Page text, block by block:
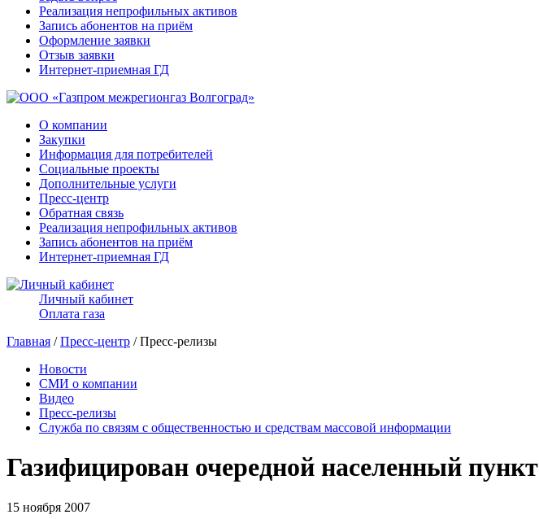
Реализация непрофильных активов
Запись абонентов на приём
Оформление заявки
Отзыв заявки
Интернет-приемная ГД
О компании
Закупки
Информация для потребителей
Социальные проекты
Дополнительные услуги
Пресс-центр
Обратная связь
Реализация непрофильных активов
Запись абонентов на приём
Интернет-приемная ГД
Личный кабинет
Оплата газа
Главная /Пресс-центр / Пресс-релизы
Новости
СМИ о компании
Видео
Пресс-релизы
Служба по связям с общественностью и средствам массовой информации
Газифицирован очередной населенный пункт
15 ноября 2007